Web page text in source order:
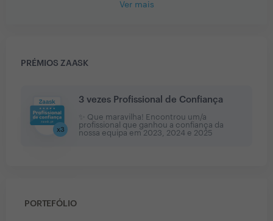
Ver mais
PRÉMIOS ZAASK
x3
3 vezes Profissional de Confiança
✨ Que maravilha! Encontrou um/a
profissional que ganhou a confiança da
nossa equipa em 2023, 2024 e 2025
PORTEFÓLIO